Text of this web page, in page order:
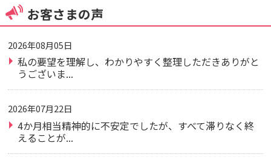
お客さまの声
2026年08月05日
私の要望を理解し、わかりやすく整理しただきありがと
うございま...
2026年07月22日
4か月相当精神的に不安定でしたが、すべて滞りなく終
えることが...